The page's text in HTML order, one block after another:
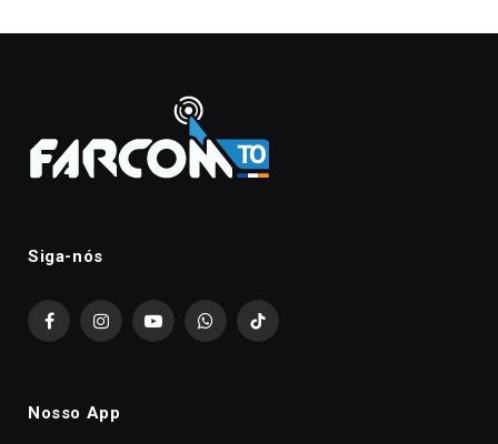
Siga-nós
FacebookInstagramYouTubeWhatsAppTikTok
Nosso App